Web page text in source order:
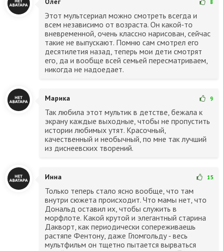
8
Этот мультсериал можно смотреть всегда и
всем независимо от возраста. Он какой-то
вневременной, очень классно нарисован, сейчас
такие не выпускают. Помню сам смотрел его
десятилетия назад, теперь мои дети смотрят
его, да и вообще всей семьей пересматриваем,
никогда не надоедает.
Марика 9
Так любила этот мультик в детстве, бежала к
экрану каждые выходные, чтобы не пропустить
истории любимых утят. Красочный,
качественный и необычный, по мне так лучший
из диснеевских творений.
Инна 15
Только теперь стало ясно вообще, что там
внутри сюжета происходит. Что мамы нет, что
Дональд оставил их, чтобы служить в
морфлоте. Какой крутой и элегантный старина
Дакворт, как периодически сопереживаешь
растяпе Фентону, даже Гломгольду - весь
мультфильм он тщетно пытается вырваться